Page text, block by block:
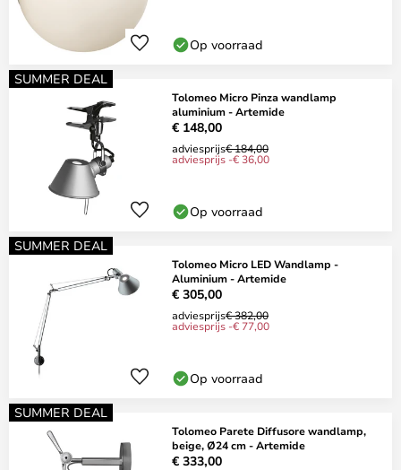
Op voorraad
SUMMER DEAL
Tolomeo Micro Pinza wandlamp
aluminium - Artemide
€ 148,00
adviesprijs€ 184,00
adviesprijs -€ 36,00
Op voorraad
SUMMER DEAL
Tolomeo Micro LED Wandlamp -
Aluminium - Artemide
€ 305,00
adviesprijs€ 382,00
adviesprijs -€ 77,00
Op voorraad
SUMMER DEAL
Tolomeo Parete Diffusore wandlamp,
beige, Ø24 cm - Artemide
€ 333,00